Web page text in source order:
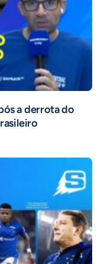
a derrota do